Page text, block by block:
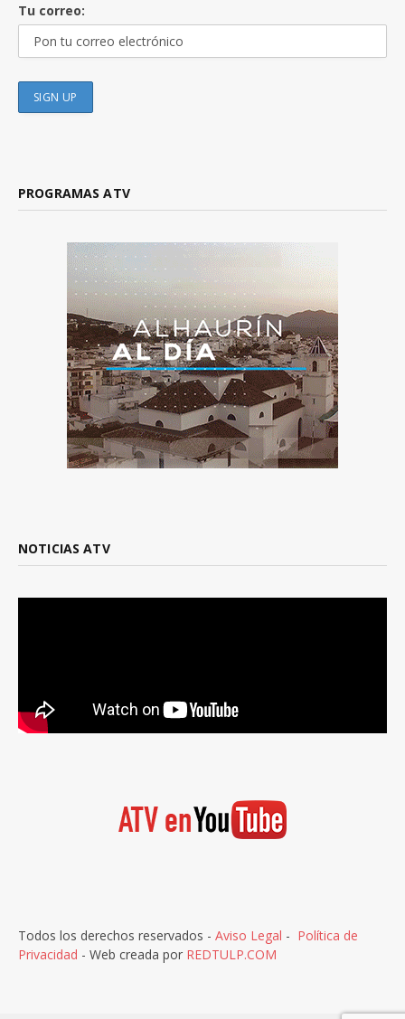
Tu correo:
PROGRAMAS ATV
NOTICIAS ATV
Todos los derechos reservados - Aviso Legal - Política de
Privacidad - Web creada por REDTULP.COM